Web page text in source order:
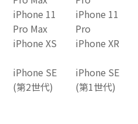
iPhone 11
Pro Max
iPhone 11
Pro
iPhone XS iPhone XR
iPhone SE
(第2世代)
iPhone SE
(第1世代)